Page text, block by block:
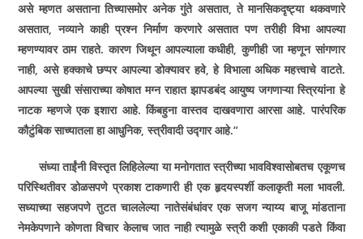
असे म्हणत असताना तिच्यासमोर अनेक गुंते असतात, ते मानसिकदृष्ट्या थकवणारे
असतात, नव्याने काही प्रश्‍न निर्माण करणारे असतात पण तरीही विभा आपल्या
म्हणण्यावर ठाम राहते. कारण जिथून आपल्याला कधीही, कुणीही जा म्हणून सांगणार
नाही, असे हक्काचे छप्पर आपल्या डोक्यावर हवे, हे विभाला अधिक महत्त्वाचे वाटते.
आपल्या सुखी संसाराच्या कोषात मग्न राहात झापडबंद आयुष्य जगणाऱ्या स्त्रियांना हे
नाटक म्हणजे एक इशारा आहे. किंबहुना वास्तव दाखवणारा आरसा आहे. पारंपरिक
कौटुंबिक साच्यातला हा आधुनिक, स्त्रीवादी उद्गार आहे.“
संध्या ताईंनी विस्तृत लिहिलेल्या या मनोगतात स्त्रीच्या भावविश्‍वासोबतच एकूणच
परिस्थितीवर डोळसपणे प्रकाश टाकणारी ही एक हृदयस्पर्शी कलाकृती मला भावली.
सध्याच्या सहजपणे तुटत चाललेल्या नातेसंबंधांवर एक सजग न्याय्य बाजू मांडताना
नेमकेपणाने कोणता विचार केलाच जात नाही त्यामुळे स्त्री कशी एकाकी पडते किंवा